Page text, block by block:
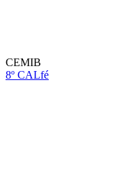
CEMIB
8º CALfé